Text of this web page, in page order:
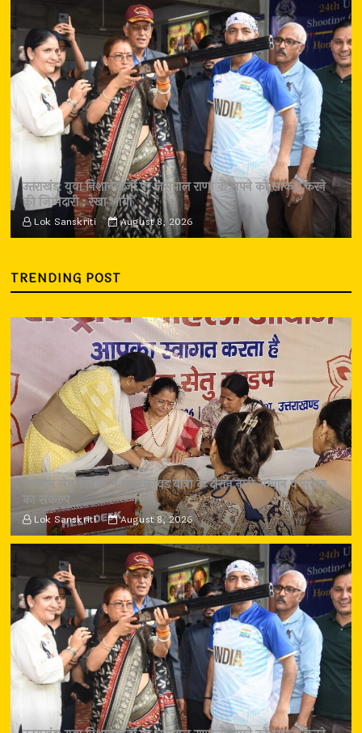
उत्तराखंड: युवा निशानेबाजों पर जसपाल राणा के सपने को साकार करने
की जिम्मेदारी : रेखा आर्या
Lok Sanskriti August 8, 2026
TRENDING POST
‘सम्मान सेतु’ शिविर में गूंजा कांवड़ यात्रा के दौरान नारी सम्मान व सुरक्षा
का संकल्प
Lok Sanskriti August 8, 2026